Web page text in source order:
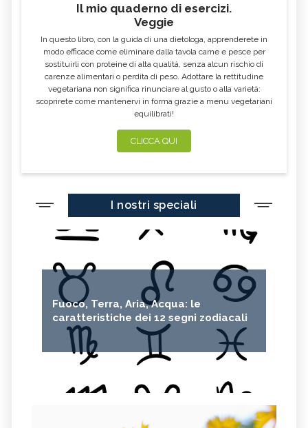
Il mio quaderno di esercizi.
Veggie
In questo libro, con la guida di una dietologa, apprenderete in
modo efficace come eliminare dalla tavola carne e pesce per
sostituirli con proteine di alta qualità, senza alcun rischio di
carenze alimentari o perdita di peso. Adottare la rettitudine
vegetariana non significa rinunciare al gusto o alla varietà:
scoprirete come mantenervi in forma grazie a menu vegetariani
equilibrati!
CLICCA QUI
I nostri speciali
Fuoco, Terra, Aria, Acqua: le
caratteristiche dei 12 segni zodiacali